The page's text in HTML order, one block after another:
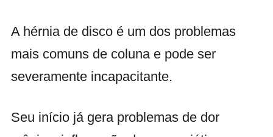
A hérnia de disco é um dos problemas
mais comuns de coluna e pode ser
severamente incapacitante.
Seu início já gera problemas de dor